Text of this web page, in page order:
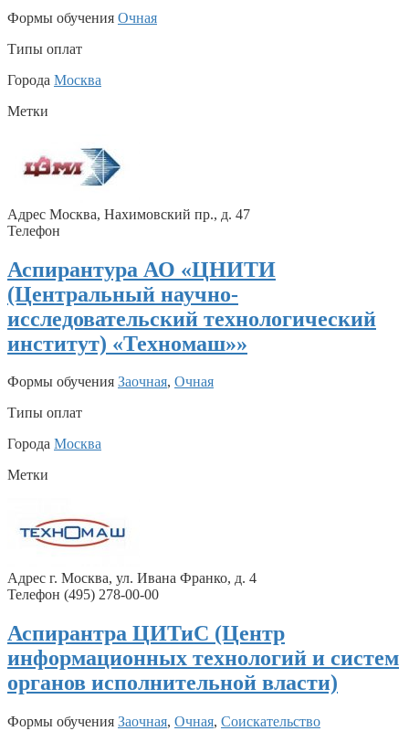
Формы обучения Очная
Типы оплат
Города Москва
Метки
Адрес Москва, Нахимовский пр., д. 47
Телефон
Аспирантура АО «ЦНИТИ
(Центральный научно-
исследовательский технологический
институт) «Техномаш»»
Формы обучения Заочная, Очная
Типы оплат
Города Москва
Метки
Адрес г. Москва, ул. Ивана Франко, д. 4
Телефон (495) 278-00-00
Аспирантра ЦИТиС (Центр
информационных технологий и систем
органов исполнительной власти)
Формы обучения Заочная, Очная, Соискательство